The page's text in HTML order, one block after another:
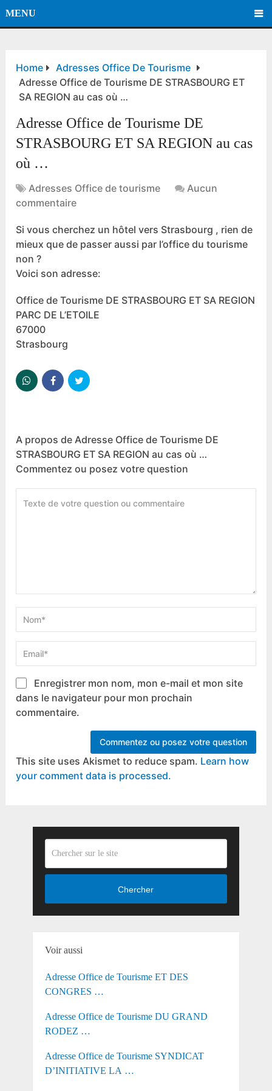
MENU
Home
Adresses Office De Tourisme
Adresse Office de Tourisme DE STRASBOURG ET
SA REGION au cas où …
Adresse Office de Tourisme DE
STRASBOURG ET SA REGION au cas
où …
Adresses Office de tourisme
Aucun
commentaire
Si vous cherchez un hôtel vers Strasbourg , rien de
mieux que de passer aussi par l’office du tourisme
non ?
Voici son adresse:
Office de Tourisme DE STRASBOURG ET SA REGION
PARC DE L’ETOILE
67000
Strasbourg
A propos de Adresse Office de Tourisme DE
STRASBOURG ET SA REGION au cas où …
Commentez ou posez votre question
Enregistrer mon nom, mon e-mail et mon site
dans le navigateur pour mon prochain
commentaire.
This site uses Akismet to reduce spam. Learn how
your comment data is processed.
Chercher
Voir aussi
Adresse Office de Tourisme ET DES
CONGRES …
Adresse Office de Tourisme DU GRAND
RODEZ …
Adresse Office de Tourisme SYNDICAT
D’INITIATIVE LA …